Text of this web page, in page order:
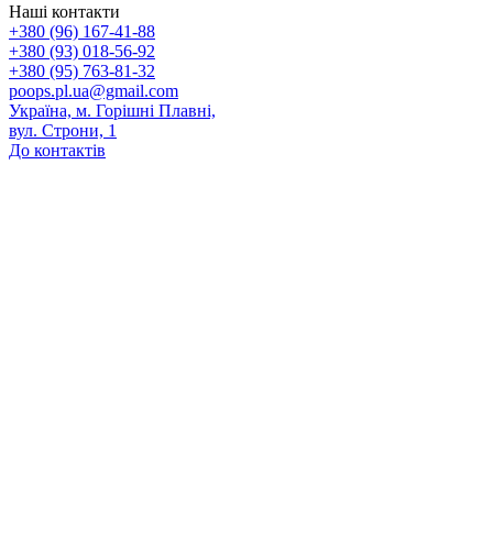
Наші контакти
+380 (96) 167-41-88
+380 (93) 018-56-92
+380 (95) 763-81-32
poops.pl.ua@gmail.com
Україна, м. Горішні Плавні,
вул. Строни, 1
До контактів